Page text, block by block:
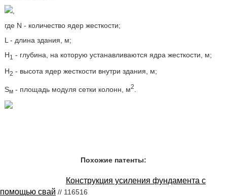
,
где N - количество ядер жесткости;
L - длина здания, м;
Н1
- глубина, на которую устанавливаются ядра жесткости, м;
Н2 - высота ядер жесткости внутри здания, м;
Sм- площадь модуля сетки колонн, м2
Похожие патенты:
Конструкция усиления фундамента с
помощью свай // 116516